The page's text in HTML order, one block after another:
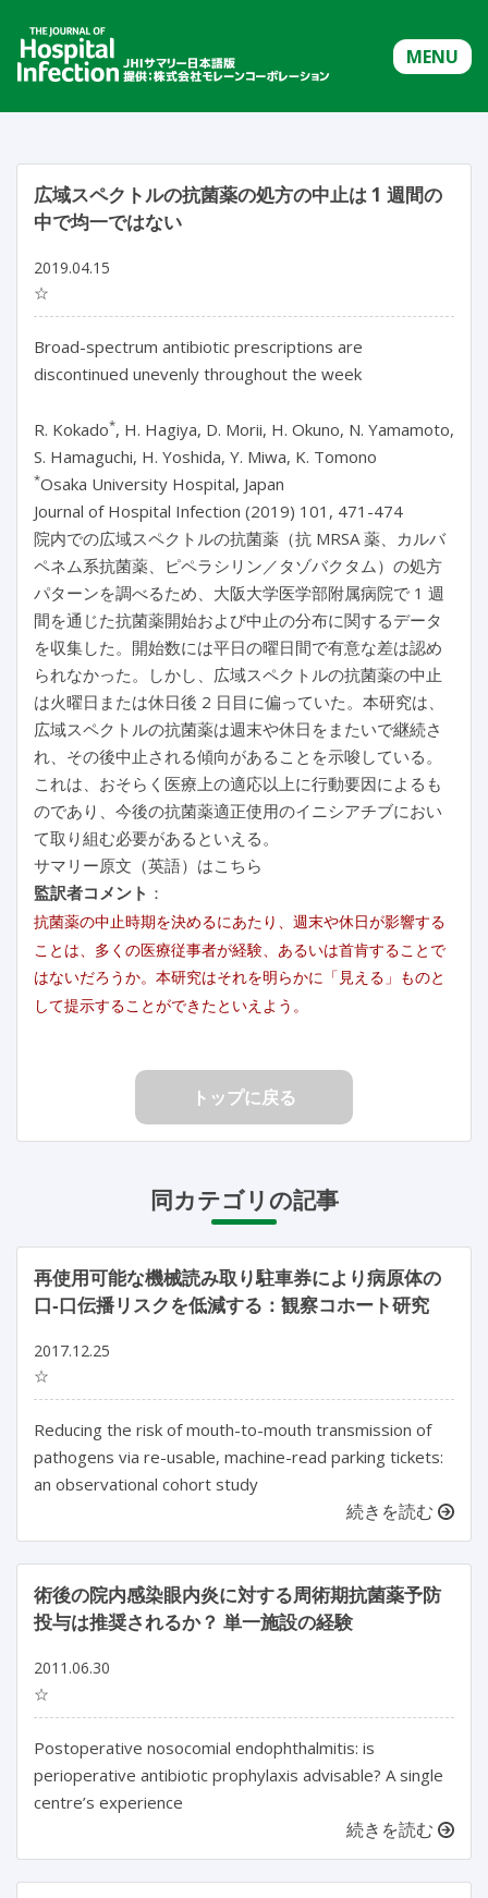
MENU
広域スペクトルの抗菌薬の処方の中止は 1 週間の
中で均一ではない
2019.04.15
☆
Broad-spectrum antibiotic prescriptions are
discontinued unevenly throughout the week
R. Kokado*, H. Hagiya, D. Morii, H. Okuno, N. Yamamoto,
S. Hamaguchi, H. Yoshida, Y. Miwa, K. Tomono
*Osaka University Hospital, Japan
Journal of Hospital Infection (2019) 101, 471-474
院内での広域スペクトルの抗菌薬（抗 MRSA 薬、カルバ
ペネム系抗菌薬、ピペラシリン／タゾバクタム）の処方
パターンを調べるため、大阪大学医学部附属病院で 1 週
間を通じた抗菌薬開始および中止の分布に関するデータ
を収集した。開始数には平日の曜日間で有意な差は認め
られなかった。しかし、広域スペクトルの抗菌薬の中止
は火曜日または休日後 2 日目に偏っていた。本研究は、
広域スペクトルの抗菌薬は週末や休日をまたいで継続さ
れ、その後中止される傾向があることを示唆している。
これは、おそらく医療上の適応以上に行動要因によるも
のであり、今後の抗菌薬適正使用のイニシアチブにおい
て取り組む必要があるといえる。
サマリー原文（英語）はこちら
監訳者コメント ：
抗菌薬の中止時期を決めるにあたり、週末や休日が影響する
ことは、多くの医療従事者が経験、あるいは首肯することで
はないだろうか。本研究はそれを明らかに「見える」ものと
して提示することができたといえよう。
トップに戻る
同カテゴリの記事
再使用可能な機械読み取り駐車券により病原体の
口‐口伝播リスクを低減する：観察コホート研究
2017.12.25
☆
Reducing the risk of mouth-to-mouth transmission of
pathogens via re-usable, machine-read parking tickets:
an observational cohort study
続きを読む
術後の院内感染眼内炎に対する周術期抗菌薬予防
投与は推奨されるか？ 単一施設の経験
2011.06.30
☆
Postoperative nosocomial endophthalmitis: is
perioperative antibiotic prophylaxis advisable? A single
centre’s experience
続きを読む